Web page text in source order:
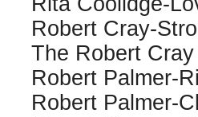
Robert Cray-
The Robert
Robert Palmer-
Robert Palmer-